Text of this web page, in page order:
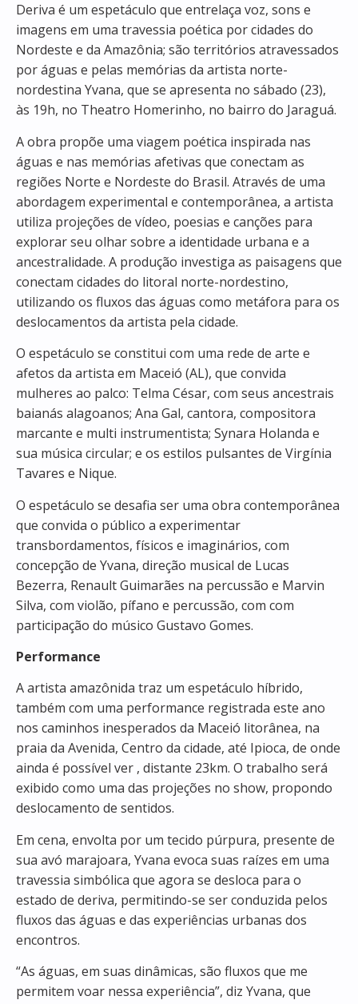
Deriva é um espetáculo que entrelaça voz, sons e
imagens em uma travessia poética por cidades do
Nordeste e da Amazônia; são territórios atravessados
por águas e pelas memórias da artista norte-
nordestina Yvana, que se apresenta no sábado (23),
às 19h, no Theatro Homerinho, no bairro do Jaraguá.
A obra propõe uma viagem poética inspirada nas
águas e nas memórias afetivas que conectam as
regiões Norte e Nordeste do Brasil. Através de uma
abordagem experimental e contemporânea, a artista
utiliza projeções de vídeo, poesias e canções para
explorar seu olhar sobre a identidade urbana e a
ancestralidade. A produção investiga as paisagens que
conectam cidades do litoral norte-nordestino,
utilizando os fluxos das águas como metáfora para os
deslocamentos da artista pela cidade.
O espetáculo se constitui com uma rede de arte e
afetos da artista em Maceió (AL), que convida
mulheres ao palco: Telma César, com seus ancestrais
baianás alagoanos; Ana Gal, cantora, compositora
marcante e multi instrumentista; Synara Holanda e
sua música circular; e os estilos pulsantes de Virgínia
Tavares e Nique.
O espetáculo se desafia ser uma obra contemporânea
que convida o público a experimentar
transbordamentos, físicos e imaginários, com
concepção de Yvana, direção musical de Lucas
Bezerra, Renault Guimarães na percussão e Marvin
Silva, com violão, pífano e percussão, com com
participação do músico Gustavo Gomes.
Performance
A artista amazônida traz um espetáculo híbrido,
também com uma performance registrada este ano
nos caminhos inesperados da Maceió litorânea, na
praia da Avenida, Centro da cidade, até Ipioca, de onde
ainda é possível ver , distante 23km. O trabalho será
exibido como uma das projeções no show, propondo
deslocamento de sentidos.
Em cena, envolta por um tecido púrpura, presente de
sua avó marajoara, Yvana evoca suas raízes em uma
travessia simbólica que agora se desloca para o
estado de deriva, permitindo-se ser conduzida pelos
fluxos das águas e das experiências urbanas dos
encontros.
“As águas, em suas dinâmicas, são fluxos que me
permitem voar nessa experiência”, diz Yvana, que